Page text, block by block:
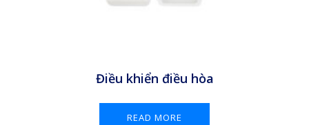
Điều khiển điều hòa
READ MORE